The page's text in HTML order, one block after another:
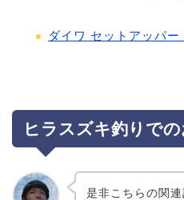
ダイワ セットアッパー
ヒラスズキ釣りで
是非こちらの関